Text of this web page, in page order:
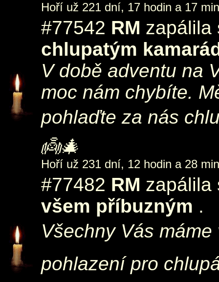
Hoří už 221 dní, 17 hodin a 17
#77542 RM
chlupatým
V době adventu na
moc nám chybíte.
pohlaďte za nás
👼🎄
Hoří už 231 dní, 12 hodin a 28
#77482 RM
všem příbuzným .
Všechny Vás
pohlazení pro